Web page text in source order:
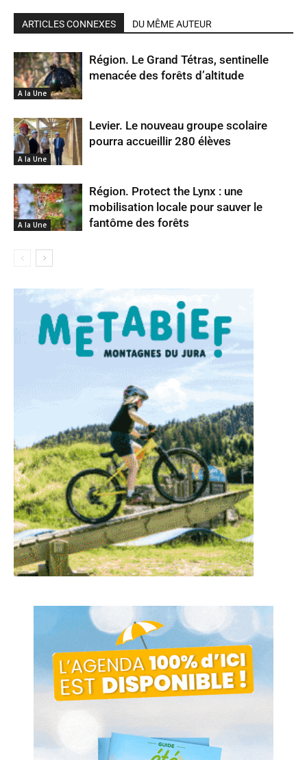
ARTICLES CONNEXES DU MÊME AUTEUR
A la Une
Région. Le Grand Tétras, sentinelle
menacée des forêts d’altitude
A la Une
Levier. Le nouveau groupe scolaire
pourra accueillir 280 élèves
A la Une
Région. Protect the Lynx : une
mobilisation locale pour sauver le
fantôme des forêts